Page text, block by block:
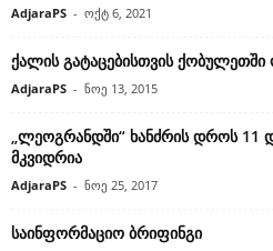
AdjaraPS - ოქტ 6, 2021
ქალის გატაცებისთვის
AdjaraPS - ნოე 13, 2015
„ლეოგრანდში“ ხანძრის დროს 11
მკვიდრია
AdjaraPS - ნოე 25, 2017
საინფორმაციო ბრიფინგი